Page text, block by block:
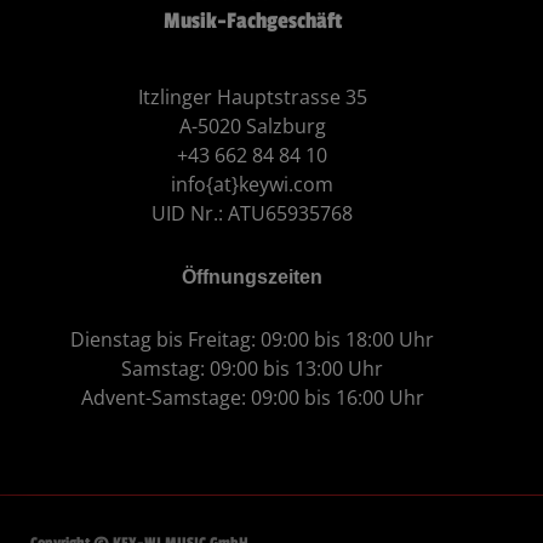
Musik-Fachgeschäft
Itzlinger Hauptstrasse 35
A-5020 Salzburg
+43 662 84 84 10
info{at}keywi.com
UID Nr.: ATU65935768
Öffnungszeiten
Dienstag bis Freitag: 09:00 bis 18:00 Uhr
Samstag: 09:00 bis 13:00 Uhr
Advent-Samstage: 09:00 bis 16:00 Uhr